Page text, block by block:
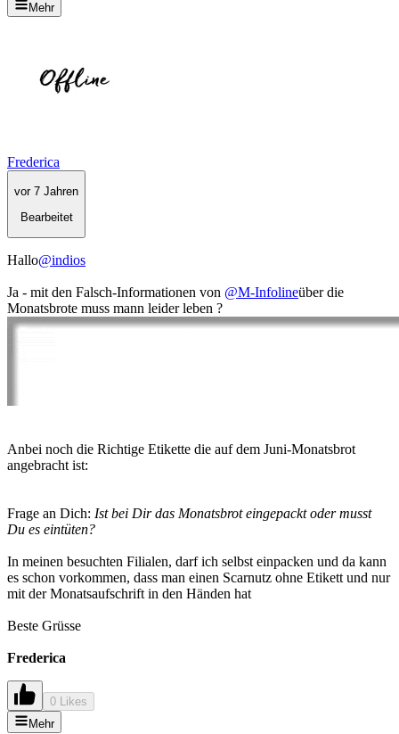
Mehr
Frederica
vor 7 Jahren
Bearbeitet
Hallo@indios
Ja - mit den Falsch-Informationen von @M-Infolineüber die
Monatsbrote muss mann leider leben ?
Anbei noch die Richtige Etikette die auf dem Juni-Monatsbrot
angebracht ist:
Frage an Dich: Ist bei Dir das Monatsbrot eingepackt oder musst
Du es eintüten?
In meinen besuchten Filialen, darf ich selbst einpacken und da kann
es schon vorkommen, dass man einen Scarnutz ohne Etikett und nur
mit der Monatsaufschrift in den Händen hat
Beste Grüsse
Frederica
0 Likes
Mehr